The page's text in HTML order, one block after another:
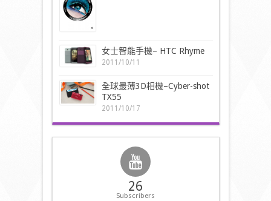
女士智能手機– HTC Rhyme
2011/10/11
全球最薄3D相機–Cyber-shot
TX55
2011/10/17
26
Subscribers